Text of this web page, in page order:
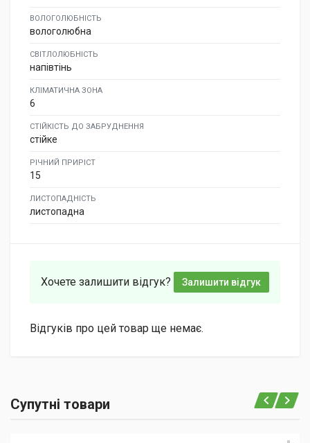
ВОЛОГОЛЮБНІСТЬ
вологолюбна
СВІТЛОЛЮБНІСТЬ
напівтінь
КЛІМАТИЧНА ЗОНА
6
СТІЙКІСТЬ ДО ЗАБРУДНЕННЯ
стійке
РІЧНИЙ ПРИРІСТ
15
ЛИСТОПАДНІСТЬ
листопадна
Хочете залишити відгук? Залишити відгук
Відгуків про цей товар ще немає.
Супутні товари